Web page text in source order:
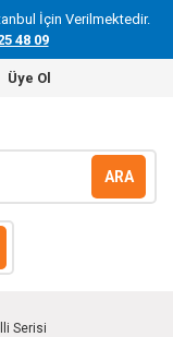
İçin Verilmektedir.
48 09
Üye Ol
ARA
Serisi